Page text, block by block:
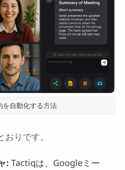
自動化する方法
りです。
: Tactiqは、Googleミー